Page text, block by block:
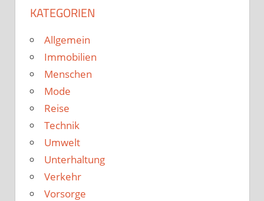
KATEGORIEN
Allgemein
Immobilien
Menschen
Mode
Reise
Technik
Umwelt
Unterhaltung
Verkehr
Vorsorge